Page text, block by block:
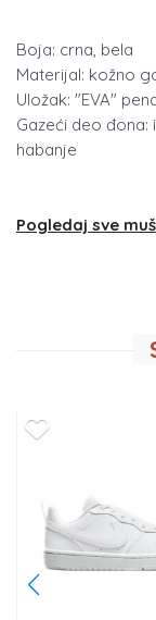
Boja: crna, bela
Materijal: kožno
Uložak: "EVA"
Gazeći deo
habanje
Pogledaj sve